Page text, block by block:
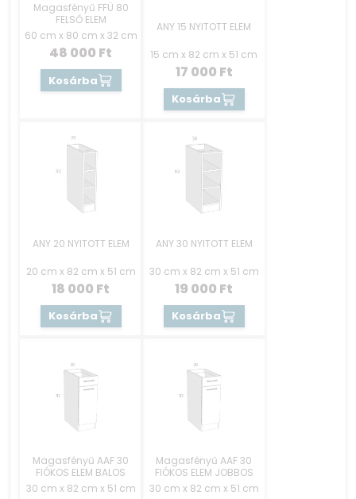
Magasfényű FFÜ 80
FELSŐ ELEM
60 cm x 80 cm x 32 cm
48 000 Ft
Kosárba
ANY 15 NYITOTT ELEM
15 cm x 82 cm x 51 cm
17 000 Ft
Kosárba
ANY 20 NYITOTT ELEM
20 cm x 82 cm x 51 cm
18 000 Ft
Kosárba
ANY 30 NYITOTT ELEM
30 cm x 82 cm x 51 cm
19 000 Ft
Kosárba
Magasfényű AAF 30
FIÓKOS ELEM BALOS
30 cm x 82 cm x 51 cm
Magasfényű AAF 30
FIÓKOS ELEM JOBBOS
30 cm x 82 cm x 51 cm